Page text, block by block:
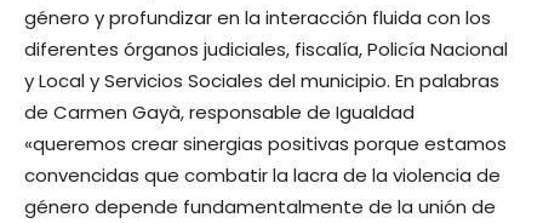
género y profundizar en la interacción fluida con los
diferentes órganos judiciales, fiscalía, Policía Nacional
y Local y Servicios Sociales del municipio. En palabras
de Carmen Gayà, responsable de Igualdad
«queremos crear sinergias positivas porque estamos
convencidas que combatir la lacra de la violencia de
género depende fundamentalmente de la unión de